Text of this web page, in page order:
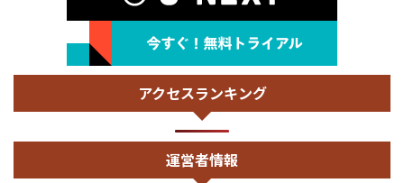
アクセスランキング
運営者情報